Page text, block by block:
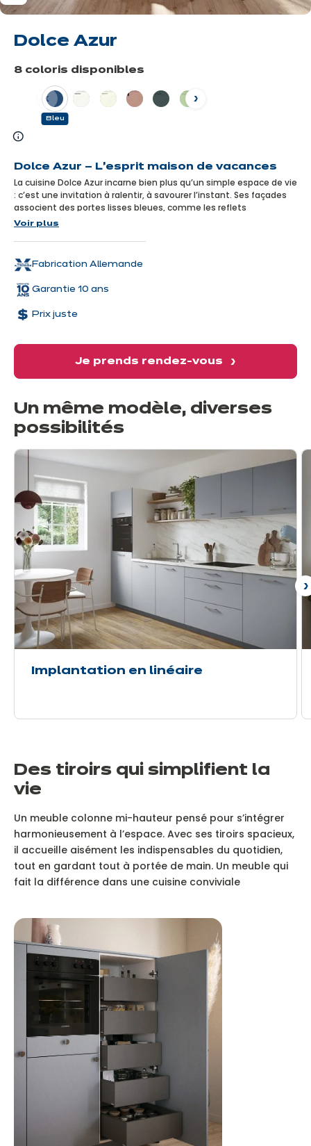
Dolce Azur
En
plus
8 coloris disponibles
Précédent
Dolce Azur — L’esprit maison de vacances
La cuisine Dolce Azur incarne bien plus qu’un simple espace de vie
: c’est une invitation à ralentir, à savourer l’instant. Ses façades
associent des portes lisses bleues, comme les reflets
changeants de la mer, à des portes blanches à cadre, inspirées
évoque la douceur du sable. Un mélange de matières et de styles
qui créent une atmosphère simple et apaisante, empreinte
d’authenticité. Tout a été pensé pour recréer l’ambiance unique
d’une maison de vacances : celle où l’on se sent libre, léger, où les
repas se partagent en toute simplicité, entre rires, parfums iodés
et lumière douce des fins d’après-midi. Dolce Azur, c’est la
promesse d’un art de vivre sincère, d’un refuge cosy où chaque
suspend sa course pour laisser place aux souvenirs.
Voir plus
Fabrication Allemande
Garantie 10 ans
Prix juste
Je prends rendez-vous
Un même modèle, diverses
possibilités
Implantation en linéaire
Des tiroirs qui simplifient la
vie
Un meuble colonne mi-hauteur pensé pour s’intégrer
harmonieusement à l’espace. Avec ses tiroirs spacieux,
il accueille aisément les indispensables du quotidien,
tout en gardant tout à portée de main. Un meuble qui
fait la différence dans une cuisine conviviale
Bleu